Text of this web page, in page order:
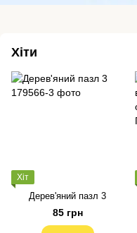
Хіти
Хіт
Дерев'яний пазл 3
85 грн